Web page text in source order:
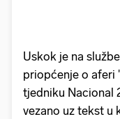
Uskok je na
priopćenje o aferi
tjedniku Nacional
vezano uz tekst u